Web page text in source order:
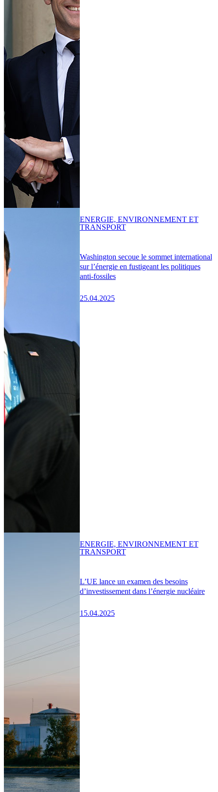
Washington secoue le sommet international
sur l’énergie en fustigeant les politiques
anti-fossiles
25.04.2025
ENERGIE, ENVIRONNEMENT ET
TRANSPORT
L’UE lance un examen des besoins
d’investissement dans l’énergie nucléaire
15.04.2025
ENERGIE, ENVIRONNEMENT ET
TRANSPORT